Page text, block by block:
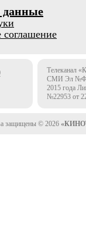
данные
соглашение
Телеканал
СМИ Эл
2015 года
№22953 от
защищены © 2026